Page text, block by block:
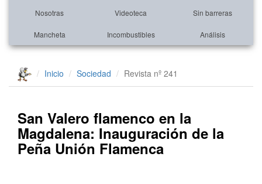
Nosotras Videoteca Sin barreras
Mancheta Incombustibles Análisis
Inicio Sociedad Revista nº 241
San Valero flamenco en la
Magdalena: Inauguración de la
Peña Unión Flamenca